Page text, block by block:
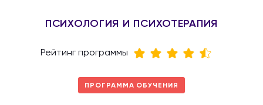
ПСИХОЛОГИЯ И ПСИХОТЕРАПИЯ
Рейтинг программы
ПРОГРАММА ОБУЧЕНИЯ